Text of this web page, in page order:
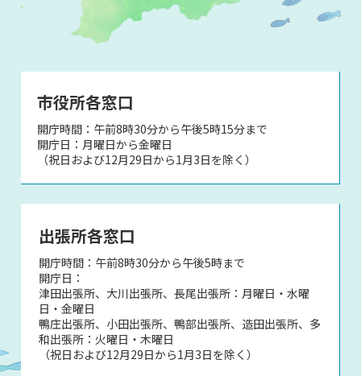
市役所各窓口
開庁時間：午前8時30分から午後5時15分まで
開庁日：月曜日から金曜日
（祝日および12月29日から1月3日を除く）
出張所各窓口
開庁時間：午前8時30分から午後5時まで
開庁日：
津田出張所、大川出張所、長尾出張所：月曜日・水曜
日・金曜日
鴨庄出張所、小田出張所、鴨部出張所、造田出張所、多
和出張所：火曜日・木曜日
（祝日および12月29日から1月3日を除く）